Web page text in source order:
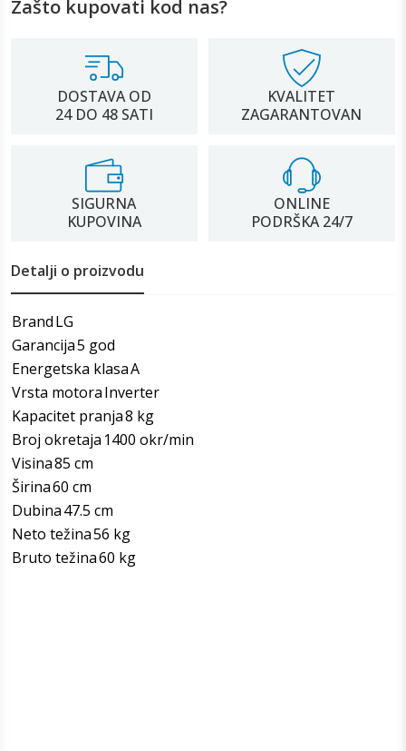
Zašto kupovati kod nas?
DOSTAVA OD
24 DO 48 SATI
KVALITET
ZAGARANTOVAN
SIGURNA
KUPOVINA
ONLINE
PODRŠKA 24/7
Detalji o proizvodu
BrandLG
Garancija5 god
Energetska klasaA
Vrsta motoraInverter
Kapacitet pranja8 kg
Broj okretaja 1400 okr/min
Visina85 cm
Širina60 cm
Dubina47.5 cm
Neto težina56 kg
Bruto težina60 kg